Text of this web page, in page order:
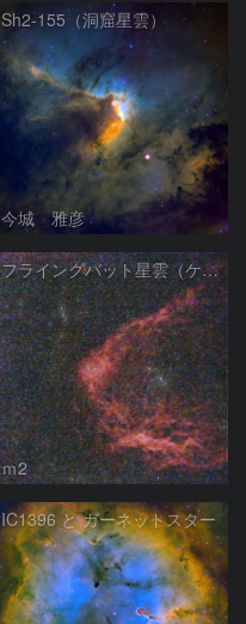
Sh2-155（洞窟星雲）
今城 雅彦
フライングバット星雲（ケフェウス座）
ｍ2
IC1396 と ガーネットスター